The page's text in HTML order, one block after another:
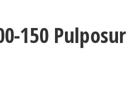
150 Pulposur